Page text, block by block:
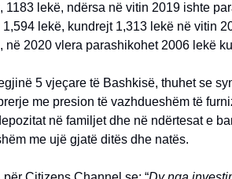
1183 lekë, ndërsa në vitin 2019 ishte
1,594 lekë, kundrejt 1,313 lekë në vitin
në 2020 vlera parashikohet 2006 lekë
5 vjeçare të Bashkisë, thuhet se
me presion të vazhdueshëm të
në familjet dhe në ndërtesat e
me ujë gjatë ditës dhe natës.